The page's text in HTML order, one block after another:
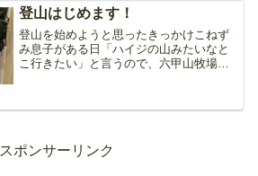
け、汗を気化させることで涼しさを提
供。気化熱を利用...
登山はじめます！
登山を始めようと思ったきっかけこねず
み息子がある日「ハイジの山みたいなと
こ行きたい」と言うので、六甲山牧場へ
か違うとのこと。よくよく聞いてみると
スポンサーリンク